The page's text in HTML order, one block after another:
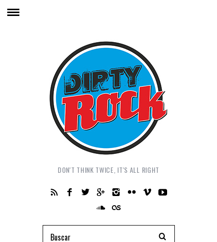
DON'T THINK TWICE, IT'S ALL RIGHT